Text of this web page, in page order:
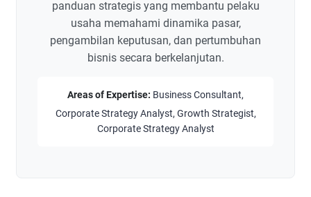
panduan strategis yang membantu pelaku
usaha memahami dinamika pasar,
pengambilan keputusan, dan pertumbuhan
bisnis secara berkelanjutan.
Areas of Expertise: Business Consultant,
Corporate Strategy Analyst, Growth Strategist,
Corporate Strategy Analyst